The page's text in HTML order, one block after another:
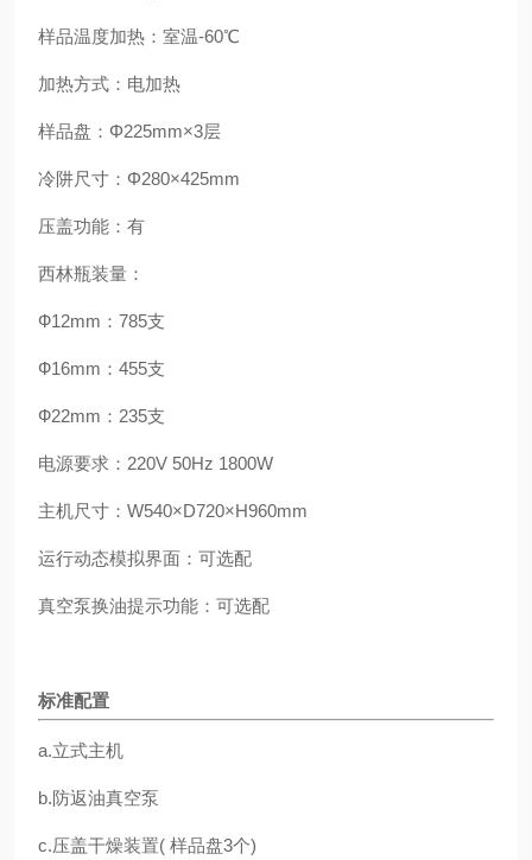
样品温度加热：室温-60℃
加热方式：电加热
样品盘：Φ225mm×3层
冷阱尺寸：Φ280×425mm
压盖功能：有
西林瓶装量：
Ф12mm：785支
Ф16mm：455支
Ф22mm：235支
电源要求：220V 50Hz 1800W
主机尺寸：W540×D720×H960mm
运行动态模拟界面：可选配
真空泵换油提示功能：可选配
标准配置
a.立式主机
b.防返油真空泵
c.压盖干燥装置( 样品盘3个)